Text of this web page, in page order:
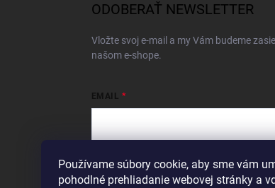
Používame súbory cookie, aby sme vám
pohodlné prehliadanie webovej stránky a
ODOBERAŤ NEWSLETTER
Vložte svoj e-mail a my Vám budeme
našom e-shope.
EMAIL
Vložením e-mailu súhlasíte s